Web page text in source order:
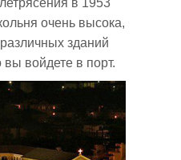
в 1953
очень высока,
зданий
вы войдете в порт.